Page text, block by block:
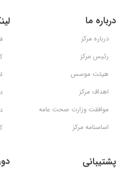
درباره مرکز
رئیس مرکز
هیئت موسس
اهداف مرکز
موافقت وزارت صحت عامه
اساسنامه مرکز
درباره ما
پشتیبانی